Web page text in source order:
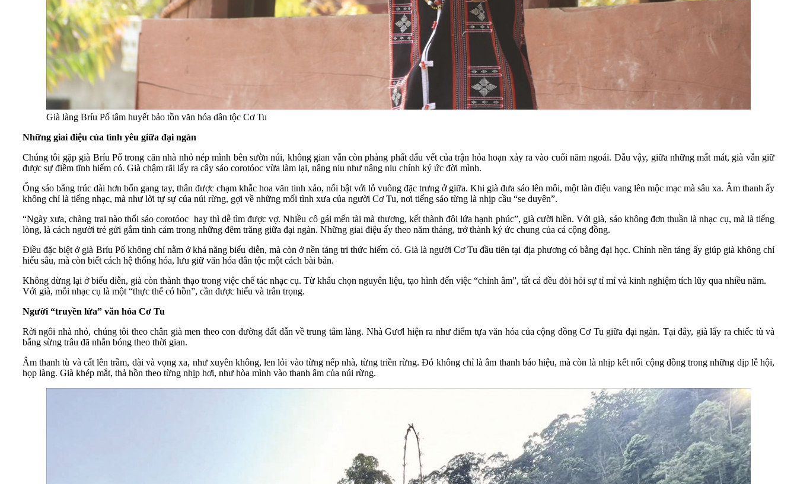
Già làng Bríu Pố tâm huyết bảo tồn văn hóa dân tộc Cơ Tu
Những giai điệu của tình yêu giữa đại ngàn
Chúng tôi gặp già Bríu Pố trong căn nhà nhỏ nép mình bên sườn núi, không gian vẫn còn phảng phất dấu vết của trận hỏa hoạn xảy ra vào cuối năm ngoái. Dẫu vậy, giữa những mất mát, già vẫn giữ
được sự điềm tĩnh hiếm có. Già chậm rãi lấy ra cây sáo corotóoc vừa làm lại, nâng niu như nâng niu chính ký ức đời mình.
Ống sáo bằng trúc dài hơn bốn gang tay, thân được chạm khắc hoa văn tinh xảo, nổi bật với lỗ vuông đặc trưng ở giữa. Khi già đưa sáo lên môi, một làn điệu vang lên mộc mạc mà sâu xa. Âm thanh ấy
không chỉ là tiếng nhạc, mà như lời tự sự của núi rừng, gợi về những mối tình xưa của người Cơ Tu, nơi tiếng sáo từng là nhịp cầu “se duyên”.
“Ngày xưa, chàng trai nào thổi sáo corotóoc hay thì dễ tìm được vợ. Nhiều cô gái mến tài mà thương, kết thành đôi lứa hạnh phúc”, già cười hiền. Với già, sáo không đơn thuần là nhạc cụ, mà là tiếng
lòng, là cách người trẻ gửi gắm tình cảm trong những đêm trăng giữa đại ngàn. Những giai điệu ấy theo năm tháng, trở thành ký ức chung của cả cộng đồng.
Điều đặc biệt ở già Bríu Pố không chỉ nằm ở khả năng biểu diễn, mà còn ở nền tảng tri thức hiếm có. Già là người Cơ Tu đầu tiên tại địa phương có bằng đại học. Chính nền tảng ấy giúp già không chỉ
hiểu sâu, mà còn biết cách hệ thống hóa, lưu giữ văn hóa dân tộc một cách bài bản.
Không dừng lại ở biểu diễn, già còn thành thạo trong việc chế tác nhạc cụ. Từ khâu chọn nguyên liệu, tạo hình đến việc “chỉnh âm”, tất cả đều đòi hỏi sự tỉ mỉ và kinh nghiệm tích lũy qua nhiều năm.
Với già, mỗi nhạc cụ là một “thực thể có hồn”, cần được hiểu và trân trọng.
Người “truyền lửa” văn hóa Cơ Tu
Rời ngôi nhà nhỏ, chúng tôi theo chân già men theo con đường đất dẫn về trung tâm làng. Nhà Gươl hiện ra như điểm tựa văn hóa của cộng đồng Cơ Tu giữa đại ngàn. Tại đây, già lấy ra chiếc tù và
bằng sừng trâu đã nhẵn bóng theo thời gian.
Âm thanh tù và cất lên trầm, dài và vọng xa, như xuyên không, len lỏi vào từng nếp nhà, từng triền rừng. Đó không chỉ là âm thanh báo hiệu, mà còn là nhịp kết nối cộng đồng trong những dịp lễ hội,
họp làng. Già khép mắt, thả hồn theo từng nhịp hơi, như hòa mình vào thanh âm của núi rừng.